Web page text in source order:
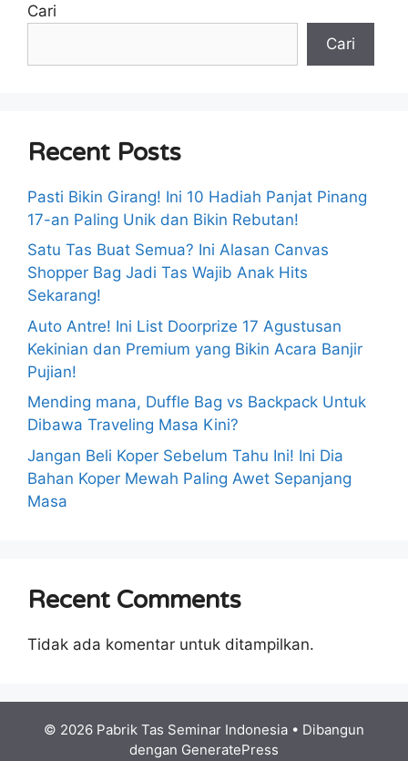
Cari
Cari
Recent Posts
Pasti Bikin Girang! Ini 10 Hadiah Panjat Pinang
17-an Paling Unik dan Bikin Rebutan!
Satu Tas Buat Semua? Ini Alasan Canvas
Shopper Bag Jadi Tas Wajib Anak Hits
Sekarang!
Auto Antre! Ini List Doorprize 17 Agustusan
Kekinian dan Premium yang Bikin Acara Banjir
Pujian!
Mending mana, Duffle Bag vs Backpack Untuk
Dibawa Traveling Masa Kini?
Jangan Beli Koper Sebelum Tahu Ini! Ini Dia
Bahan Koper Mewah Paling Awet Sepanjang
Masa
Recent Comments
Tidak ada komentar untuk ditampilkan.
© 2026 Pabrik Tas Seminar Indonesia • Dibangun
dengan GeneratePress